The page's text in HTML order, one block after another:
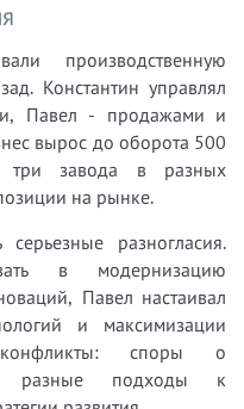
производственную
Константин управлял
Павел - продажами и
вырос до оборота 500
три завода в разных
на рынке.
разногласия.
в модернизацию
Павел настаивал
и максимизации
конфликты: споры о
разные подходы к